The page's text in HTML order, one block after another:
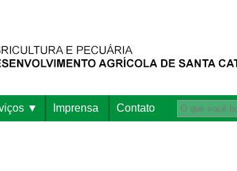
Imprensa Contato